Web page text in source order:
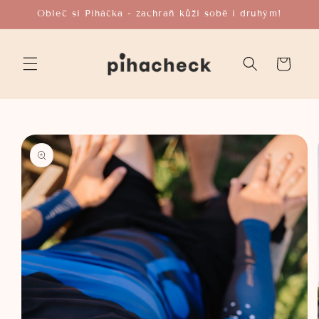
Přejít k
Obleč si Piháčka - zachraň kůži sobě i druhým!
Košík
informace
o
produktu